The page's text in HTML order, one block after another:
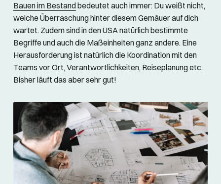
Bauen im Bestandbedeutet auch immer: Du weißt nicht,
welche Überraschung hinter diesem Gemäuer auf dich
wartet. Zudem sind in den USA natürlich bestimmte
Begriffe und auch die Maßeinheiten ganz andere. Eine
Herausforderung ist natürlich die Koordination mit den
Teams vor Ort, Verantwortlichkeiten, Reiseplanung etc.
Bisher läuft das aber sehr gut!